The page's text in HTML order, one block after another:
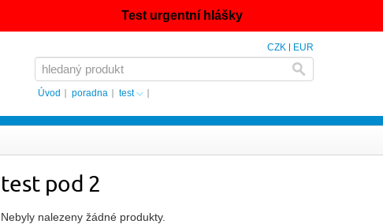
Test urgentní hlášky
Úvod poradna test
CZK EUR
test pod 2
Nebyly nalezeny žádné produkty.